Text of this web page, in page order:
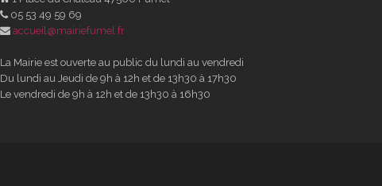
05 53 49 59 69
accueil@mairiefumel.fr
La Mairie est ouverte au public du lundi au vendredi
Du lundi au Jeudi de 9h à 12h et de 13h30 à 17h30
Le vendredi de 9h à 12h et de 13h30 à 16h30